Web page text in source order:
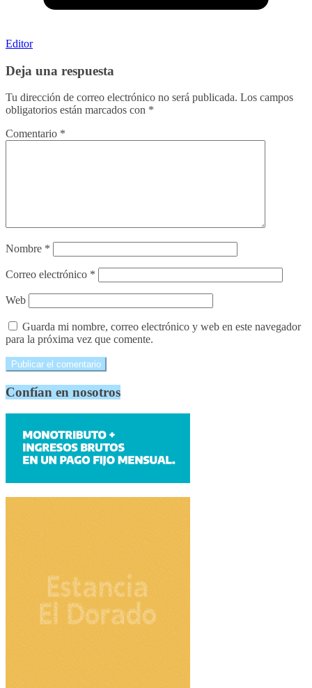
Editor
Deja una respuesta
Tu dirección de correo electrónico no será publicada. Los campos
obligatorios están marcados con *
Comentario *
Nombre *
Correo electrónico *
Web
Guarda mi nombre, correo electrónico y web en este navegador
para la próxima vez que comente.
Confían en nosotros